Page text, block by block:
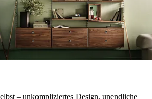
– unkompliziertes Design, unendliche